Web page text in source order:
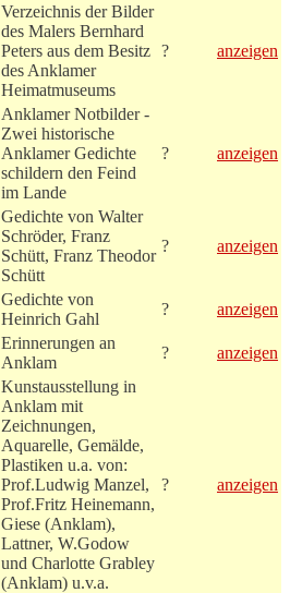
Verzeichnis der Bilder
des Malers Bernhard
Peters aus dem Besitz
des Anklamer
Heimatmuseums
? anzeigen
Anklamer Notbilder -
Zwei historische
Anklamer Gedichte
schildern den Feind
im Lande
? anzeigen
Gedichte von Walter
Schröder, Franz
Schütt, Franz Theodor
Schütt
? anzeigen
Gedichte von
Heinrich Gahl
? anzeigen
Erinnerungen an
Anklam
? anzeigen
Kunstausstellung in
Anklam mit
Zeichnungen,
Aquarelle, Gemälde,
Plastiken u.a. von:
Prof.Ludwig Manzel,
Prof.Fritz Heinemann,
Giese (Anklam),
Lattner, W.Godow
und Charlotte Grabley
(Anklam) u.v.a.
? anzeigen